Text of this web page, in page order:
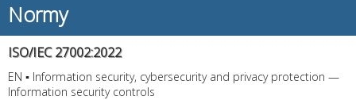
Normy
ISO/IEC 27002:2022
EN ▪ Information security, cybersecurity and privacy protection —
Information security controls